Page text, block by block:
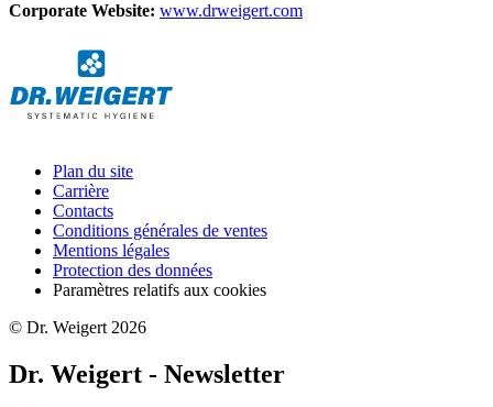
Corporate Website: www.drweigert.com
Plan du site
Carrière
Contacts
Conditions générales de ventes
Mentions légales
Protection des données
Paramètres relatifs aux cookies
© Dr. Weigert 2026
Dr. Weigert - Newsletter